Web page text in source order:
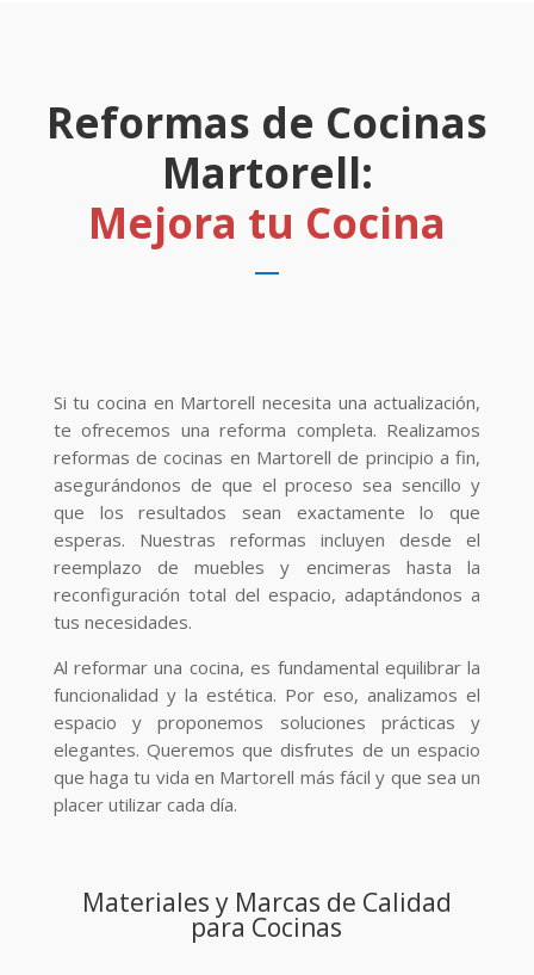
Reformas de Cocinas
Martorell:
Mejora tu Cocina
Si tu cocina en Martorell necesita una actualización,
te ofrecemos una reforma completa. Realizamos
reformas de cocinas en Martorell de principio a fin,
asegurándonos de que el proceso sea sencillo y
que los resultados sean exactamente lo que
esperas. Nuestras reformas incluyen desde el
reemplazo de muebles y encimeras hasta la
reconfiguración total del espacio, adaptándonos a
tus necesidades.
Al reformar una cocina, es fundamental equilibrar la
funcionalidad y la estética. Por eso, analizamos el
espacio y proponemos soluciones prácticas y
elegantes. Queremos que disfrutes de un espacio
que haga tu vida en Martorell más fácil y que sea un
placer utilizar cada día.
Materiales y Marcas de Calidad
para Cocinas